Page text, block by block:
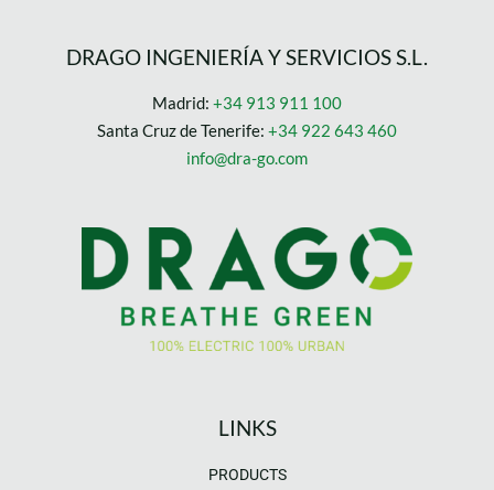
DRAGO INGENIERÍA Y SERVICIOS S.L.
Madrid: +34 913 911 100
Santa Cruz de Tenerife: +34 922 643 460
info@dra-go.com
LINKS
PRODUCTS